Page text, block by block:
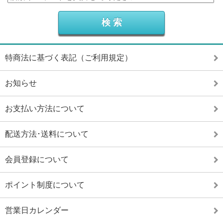
特商法に基づく表記（ご利用規定）
お知らせ
お支払い方法について
配送方法･送料について
会員登録について
ポイント制度について
営業日カレンダー